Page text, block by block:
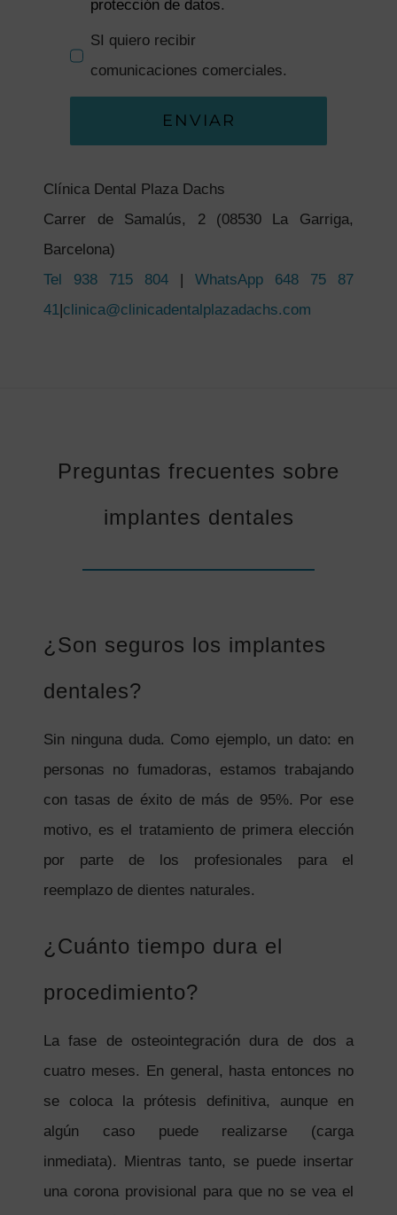
protección de datos.
SI quiero recibir
comunicaciones comerciales.
ENVIAR
Clínica Dental Plaza Dachs
Carrer de Samalús, 2 (08530 La Garriga,
Barcelona)
Tel 938 715 804
WhatsApp 648 75 87
41 clinica@clinicadentalplazadachs.com
Preguntas frecuentes sobre
implantes dentales
¿Son seguros los implantes
dentales?
Sin ninguna duda. Como ejemplo, un dato: en
personas no fumadoras, estamos trabajando
con tasas de éxito de más de 95%. Por ese
motivo, es el tratamiento de primera elección
por parte de los profesionales para el
reemplazo de dientes naturales.
¿Cuánto tiempo dura el
procedimiento?
La fase de osteointegración dura de dos a
cuatro meses. En general, hasta entonces no
se coloca la prótesis definitiva, aunque en
algún caso puede realizarse (carga
inmediata). Mientras tanto, se puede insertar
una corona provisional para que no se vea el